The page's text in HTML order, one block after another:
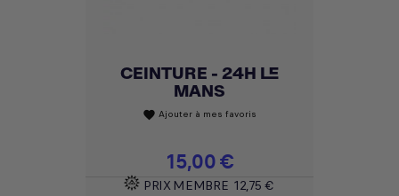
CEINTURE - 24H LE
MANS
favorite Ajouter à mes favoris
Prix
15,00 €
PRIX MEMBRE 12,75 €